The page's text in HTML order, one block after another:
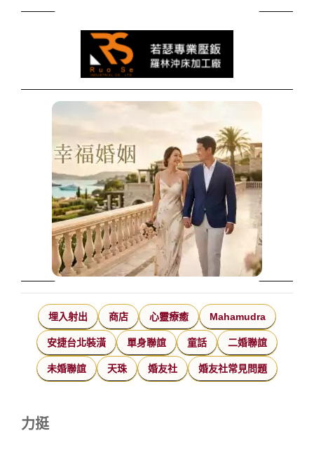
埋入射出 商店 心靈療癒 Mahamudra
安捷台北裝潢 單身聯誼 童話 二婚聯誼
未婚聯誼 天珠 婚友社 婚友社常見問題
力挺